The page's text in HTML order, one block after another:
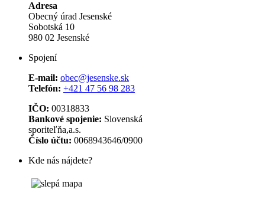
Adresa
Obecný úrad Jesenské
Sobotská 10
980 02 Jesenské
Spojení
E-mail: obec@jesenske.sk
Telefón: +421 47 56 98 283
IČO: 00318833
Bankové spojenie: Slovenská
sporiteľňa,a.s.
Číslo účtu: 0068943646/0900
Kde nás nájdete?